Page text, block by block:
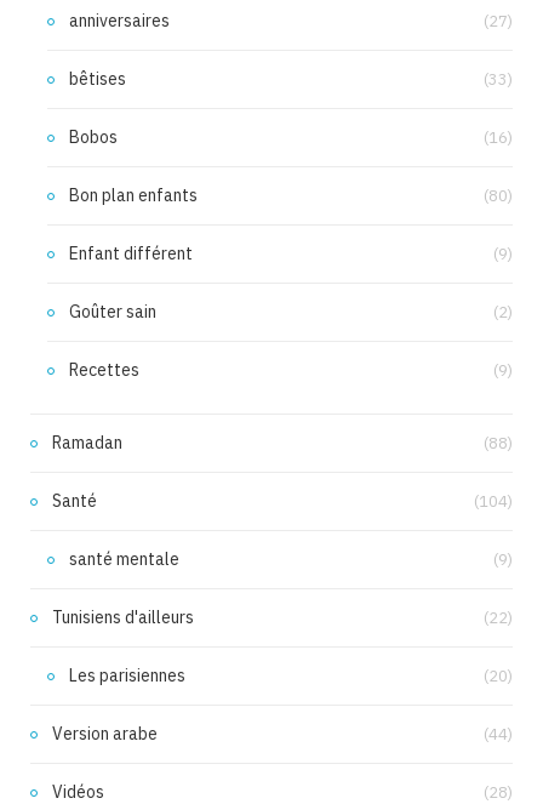
anniversaires (27)
bêtises (33)
Bobos (16)
Bon plan enfants (80)
Enfant différent (9)
Goûter sain (2)
Recettes (9)
Ramadan (88)
Santé (104)
santé mentale (9)
Tunisiens d'ailleurs (22)
Les parisiennes (20)
Version arabe (44)
Vidéos (28)